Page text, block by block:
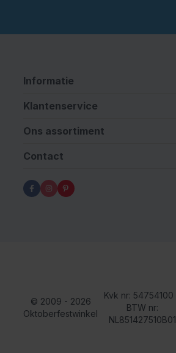
Informatie
Klantenservice
Ons assortiment
Contact
© 2009 - 2026
Oktoberfestwinkel
Kvk nr: 54754100
BTW nr:
NL851427510B01